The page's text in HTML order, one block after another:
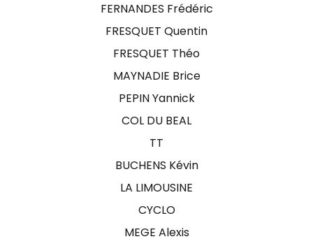
FERNANDES Frédéric
FRESQUET Quentin
FRESQUET Théo
MAYNADIE Brice
PEPIN Yannick
COL DU BEAL
TT
BUCHENS Kévin
LA LIMOUSINE
CYCLO
MEGE Alexis